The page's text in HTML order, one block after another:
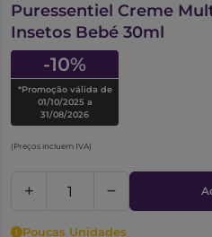
Puressentiel Creme
Insetos Bebé 30ml
-10%
*Promoção válida de
01/10/2025 a
31/08/2026
(Preços incluem IVA)
Poucas Unidades